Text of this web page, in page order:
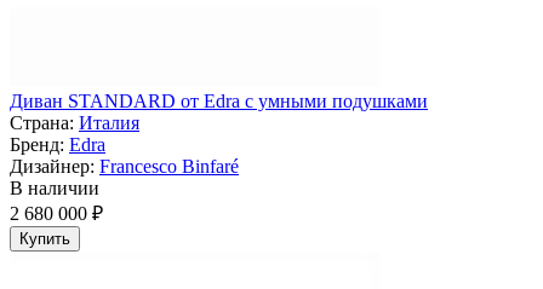
Диван STANDARD от Edra с умными подушками
Страна: Италия
Бренд: Edra
Дизайнер: Francesco Binfaré
В наличии
2 680 000 ₽
Купить